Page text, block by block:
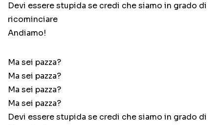
Devi essere stupida se credi che siamo in grado di
ricominciare
Andiamo!
Ma sei pazza?
Ma sei pazza?
Ma sei pazza?
Ma sei pazza?
Devi essere stupida se credi che siamo in grado di